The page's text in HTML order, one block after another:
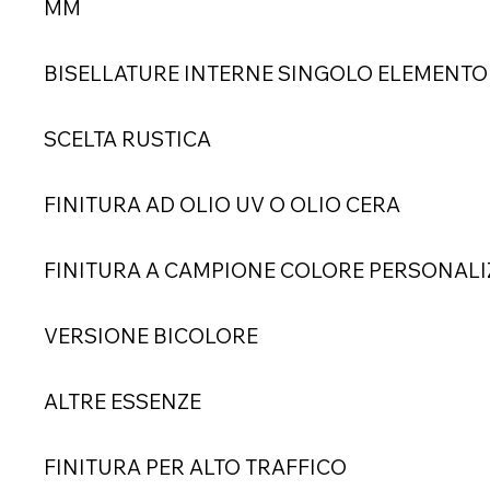
MM
BISELLATURE INTERNE SINGOLO ELEMENTO
SCELTA RUSTICA
FINITURA AD OLIO UV O OLIO CERA
FINITURA A CAMPIONE COLORE
VERSIONE BICOLORE
ALTRE ESSENZE
FINITURA PER ALTO TRAFFICO